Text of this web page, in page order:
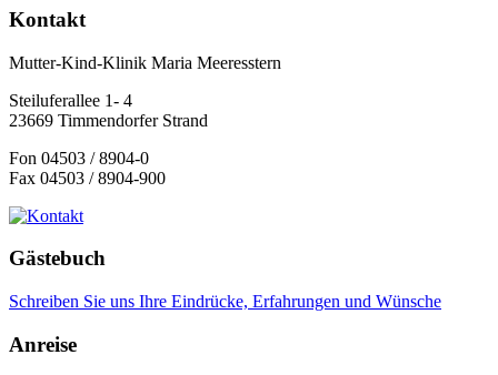
Kontakt
Mutter-Kind-Klinik Maria Meeresstern
Steiluferallee 1- 4
23669 Timmendorfer Strand
Fon 04503 / 8904-0
Fax 04503 / 8904-900
Gästebuch
Schreiben Sie uns Ihre Eindrücke, Erfahrungen und Wünsche
Anreise